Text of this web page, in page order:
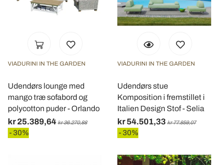
VIADURINI IN THE GARDEN
Udendørs lounge med
mango træ sofabord og
polycotton puder - Orlando
kr 25.389,64 kr 36.270,88
- 30%
VIADURINI IN THE GARDEN
Udendørs stue
Komposition i fremstillet i
Italien Design Stof - Selia
kr 54.501,33 kr 77.859,07
- 30%